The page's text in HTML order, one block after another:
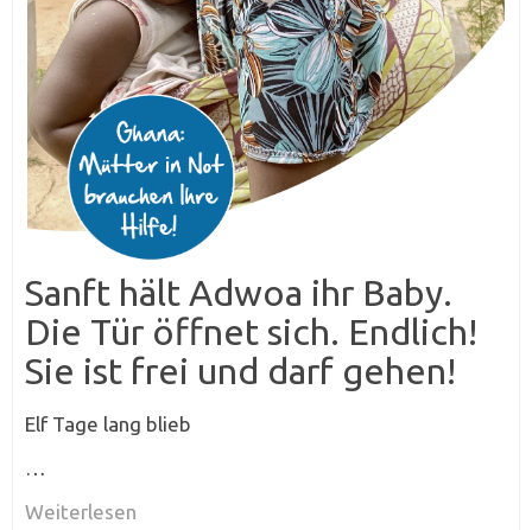
Sanft hält Adwoa ihr Baby.
Die Tür öffnet sich. Endlich!
Sie ist frei und darf gehen!
Elf Tage lang blieb
…
Weiterlesen